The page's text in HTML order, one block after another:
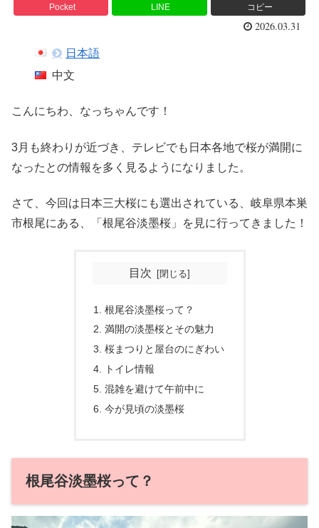
Pocket LINE コピー
2026.03.31
日本語
中文
こんにちわ、なっちゃんです！
3月も終わりが近づき、テレビでも日本各地で桜が満開に
なったとの情報を多く見るようになりました。
さて、今回は日本三大桜にも選出されている、岐阜県本巣
市根尾にある、「根尾谷淡墨桜」を見に行ってきました！
目次
根尾谷淡墨桜って？
満開の淡墨桜とその魅力
桜まつりと屋台のにぎわい
トイレ情報
混雑を避けて午前中に
今が見頃の淡墨桜
根尾谷淡墨桜って？